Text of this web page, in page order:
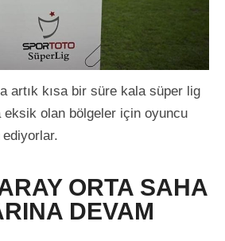
artık kısa bir süre kala süper lig
olan bölgeler için oyuncu
ediyorlar.
ORTA SAHA
DEVAM